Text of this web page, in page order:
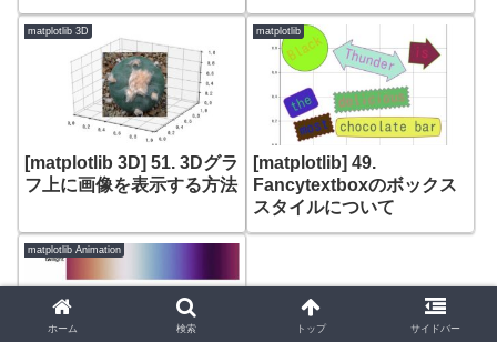
matplotlib 3D
[matplotlib 3D] 51. 3Dグラ
フ上に画像を表示する方法
matplotlib
[matplotlib] 49.
Fancytextboxのボックス
スタイルについて
matplotlib Animation
ホーム 検索 トップ サイドバー